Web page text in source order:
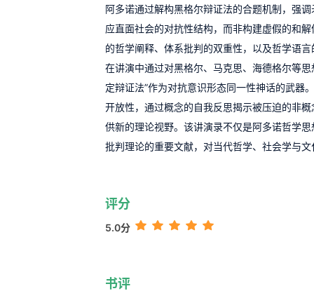
阿多诺通过解构黑格尔辩证法的合题机制，强
应直面社会的对抗性结构，而非构建虚假的和
的哲学阐释、体系批判的双重性，以及哲学语
在讲演中通过对黑格尔、马克思、海德格尔等
定辩证法”作为对抗意识形态同一性神话的武器
开放性，通过概念的自我反思揭示被压迫的非
供新的理论视野。该讲演录不仅是阿多诺哲学
批判理论的重要文献，对当代哲学、社会学与
评分
5.0分
书评